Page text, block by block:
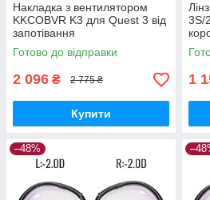
Накладка з вентилятором
KKCOBVR K3 для Quest 3 від
запотівання
Готово до відправки
2 096 ₴ 2 775 ₴
Купити
3S/
L:-
1
–48%